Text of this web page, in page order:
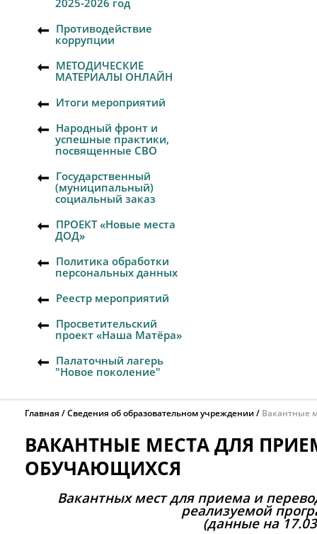
2025-2026 год
Противодействие
коррупции
МЕТОДИЧЕСКИЕ
МАТЕРИАЛЫ ОНЛАЙН
Итоги мероприятий
Народный фронт и
успешные практики,
посвященные СВО
Государственный
(муниципальный)
социальный заказ
ПРОЕКТ «Новые места
ДОД»
Политика обработки
персональных данных
Реестр мероприятий
Просветительский
проект «Наша Матёра»
Палаточный лагерь
"Новое поколение"
Главная Сведения об образовательном учреждении Вакантные
ВАКАНТНЫЕ МЕСТА ДЛЯ
ОБУЧАЮЩИХСЯ
Вакантных мест для приема и
реализуемой
(данные на